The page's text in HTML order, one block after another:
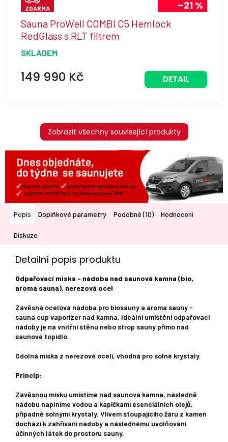
D
A
R
M
A
ZDARMA –21 %
Sauna ProWell COMBI C5 Hemlock
RedGlass s RLT filtrem
SKLADEM
149 990 Kč DETAIL
Zobrazit všechny související produkty
Popis Doplňkové parametry Podobné (10) Hodnocení
Diskuze
Detailní popis produktu
Odpařovací miska - nádoba nad saunová kamna (bio,
aroma sauna), nerezová ocel
Závěsná ocelová nádoba pro biosauny a aroma sauny -
sauna cup vaporizer nad kamna. Ideální umístění odpařovací
nádoby je na vnitřní stěnu nebo strop sauny přímo nad
saunové topidlo.
Odolná miska z nerezové oceli, vhodná pro solné krystaly.
Princip:
Závěsnou misku umístíme nad saunová kamna, následně
nádobu naplníme vodou a kapičkami esenciálních olejů,
případně solnými krystaly. Vlivem stoupajícího žáru z kamen
dochází k zahřívání nádoby a následnému uvolňování
účinných látek do prostoru sauny.